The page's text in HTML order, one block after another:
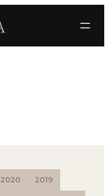
2020 2019